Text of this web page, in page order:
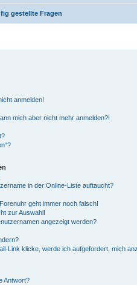
gestellte Fragen
anmelden!
mich aber nicht mehr anmelden?!
in der Online-Liste auftaucht?
geht immer noch falsch!
zur Auswahl!
angezeigt werden?
Link klicke, werde ich aufgefordert, mich
Antwort?